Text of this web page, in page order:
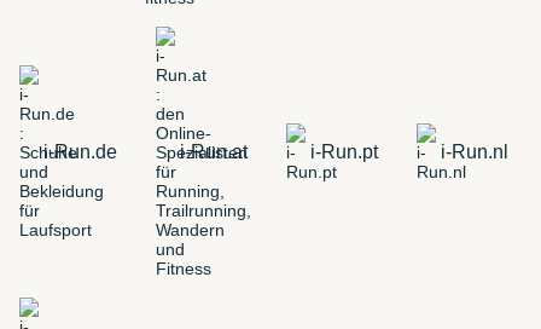
i-Run.de i-Run.at i-Run.pt i-Run.nl